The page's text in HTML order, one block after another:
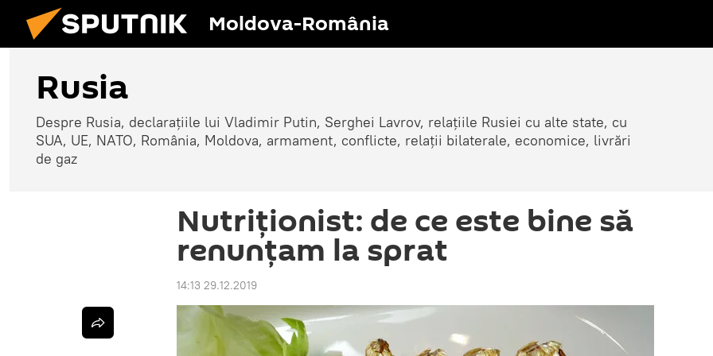
Moldova-România
Rusia
Despre Rusia, declarațiile lui Vladimir Putin, Serghei Lavrov, relațiile Rusiei cu alte state, cu
SUA, UE, NATO, România, Moldova, armament, conflicte, relații bilaterale, economice, livrări
de gaz
Nutriționist: de ce este bine să
renunțam la sprat
14:13 29.12.2019